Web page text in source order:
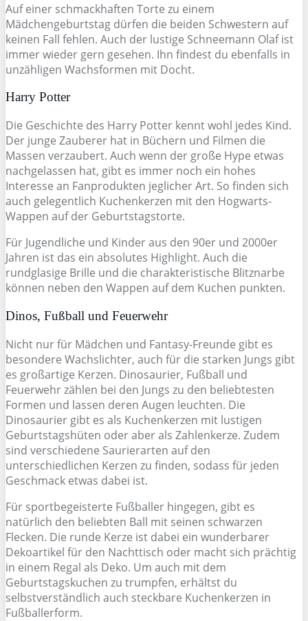
Auf einer schmackhaften Torte zu einem
Mädchengeburtstag dürfen die beiden Schwestern auf
keinen Fall fehlen. Auch der lustige Schneemann Olaf ist
immer wieder gern gesehen. Ihn findest du ebenfalls in
unzähligen Wachsformen mit Docht.
Harry Potter
Die Geschichte des Harry Potter kennt wohl jedes Kind.
Der junge Zauberer hat in Büchern und Filmen die
Massen verzaubert. Auch wenn der große Hype etwas
nachgelassen hat, gibt es immer noch ein hohes
Interesse an Fanprodukten jeglicher Art. So finden sich
auch gelegentlich Kuchenkerzen mit den Hogwarts-
Wappen auf der Geburtstagstorte.
Für Jugendliche und Kinder aus den 90er und 2000er
Jahren ist das ein absolutes Highlight. Auch die
rundglasige Brille und die charakteristische Blitznarbe
können neben den Wappen auf dem Kuchen punkten.
Dinos, Fußball und Feuerwehr
Nicht nur für Mädchen und Fantasy-Freunde gibt es
besondere Wachslichter, auch für die starken Jungs gibt
es großartige Kerzen. Dinosaurier, Fußball und
Feuerwehr zählen bei den Jungs zu den beliebtesten
Formen und lassen deren Augen leuchten. Die
Dinosaurier gibt es als Kuchenkerzen mit lustigen
Geburtstagshüten oder aber als Zahlenkerze. Zudem
sind verschiedene Saurierarten auf den
unterschiedlichen Kerzen zu finden, sodass für jeden
Geschmack etwas dabei ist.
Für sportbegeisterte Fußballer hingegen, gibt es
natürlich den beliebten Ball mit seinen schwarzen
Flecken. Die runde Kerze ist dabei ein wunderbarer
Dekoartikel für den Nachttisch oder macht sich prächtig
in einem Regal als Deko. Um auch mit dem
Geburtstagskuchen zu trumpfen, erhältst du
selbstverständlich auch steckbare Kuchenkerzen in
Fußballerform.